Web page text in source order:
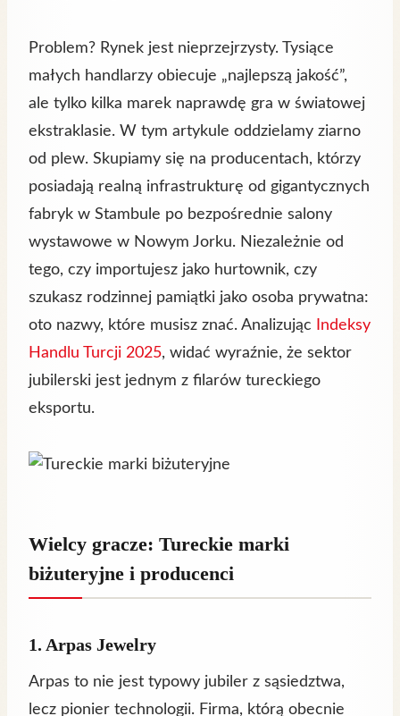
Problem? Rynek jest nieprzejrzysty. Tysiące
małych handlarzy obiecuje „najlepszą jakość”,
ale tylko kilka marek naprawdę gra w światowej
ekstraklasie. W tym artykule oddzielamy ziarno
od plew. Skupiamy się na producentach, którzy
posiadają realną infrastrukturę od gigantycznych
fabryk w Stambule po bezpośrednie salony
wystawowe w Nowym Jorku. Niezależnie od
tego, czy importujesz jako hurtownik, czy
szukasz rodzinnej pamiątki jako osoba prywatna:
oto nazwy, które musisz znać. Analizując
Indeksy
Handlu Turcji 2025, widać wyraźnie, że sektor
jubilerski jest jednym z filarów tureckiego
eksportu.
Wielcy gracze: Tureckie marki
biżuteryjne i producenci
1. Arpas Jewelry
Arpas to nie jest typowy jubiler z sąsiedztwa,
lecz pionier technologii. Firma, którą obecnie